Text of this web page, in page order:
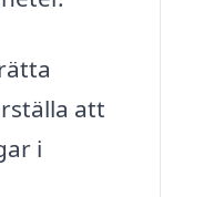
att
i